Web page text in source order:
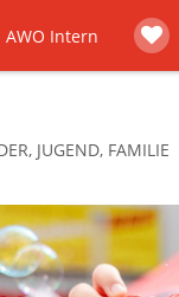
AWO Intern
JUGEND, FAMILIE